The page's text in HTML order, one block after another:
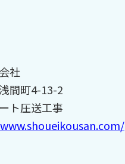
社
間町4-13-2
ト圧送工事